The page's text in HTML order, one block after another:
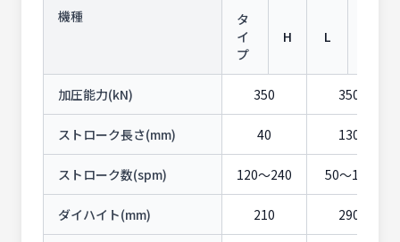
機種
タ
イ
プ
H L
加圧能力(kN) 350 350
ストローク長さ(mm) 40 130
ストローク数(spm) 120〜240 50〜100
ダイハイト(mm) 210 290